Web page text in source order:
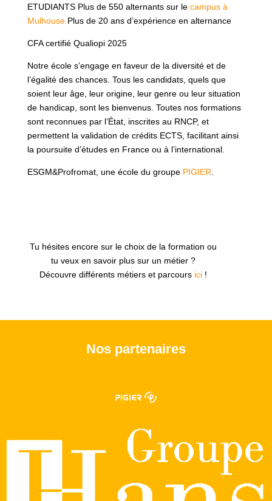
ETUDIANTS Plus de 550 alternants sur le campus à
MulhousePlus de 20 ans d’expérience en alternance
CFA certifié Qualiopi 2025
Notre école s’engage en faveur de la diversité et de
l’égalité des chances. Tous les candidats, quels que
soient leur âge, leur origine, leur genre ou leur situation
de handicap, sont les bienvenus. Toutes nos formations
sont reconnues par l’État, inscrites au RNCP, et
permettent la validation de crédits ECTS, facilitant ainsi
la poursuite d’études en France ou à l’international.
ESGM&Profromat, une école du groupe PIGIER
Tu hésites encore sur le choix de la formation ou
tu veux en savoir plus sur un métier ?
Découvre différents métiers et parcours ici!
Nos partenaires